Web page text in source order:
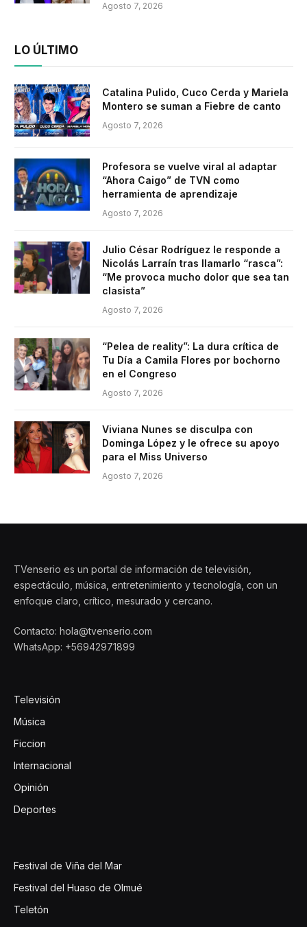
Agosto 7, 2026
LO ÚLTIMO
Catalina Pulido, Cuco Cerda y Mariela
Montero se suman a Fiebre de canto
Agosto 7, 2026
Profesora se vuelve viral al adaptar
“Ahora Caigo” de TVN como
herramienta de aprendizaje
Agosto 7, 2026
Julio César Rodríguez le responde a
Nicolás Larraín tras llamarlo “rasca”:
“Me provoca mucho dolor que sea tan
clasista”
Agosto 7, 2026
“Pelea de reality”: La dura crítica de
Tu Día a Camila Flores por bochorno
en el Congreso
Agosto 7, 2026
Viviana Nunes se disculpa con
Dominga López y le ofrece su apoyo
para el Miss Universo
Agosto 7, 2026
TVenserio es un portal de información de televisión,
espectáculo, música, entretenimiento y tecnología, con un
enfoque claro, crítico, mesurado y cercano.
Contacto: hola@tvenserio.com
WhatsApp: +56942971899
Televisión
Música
Ficcion
Internacional
Opinión
Deportes
Festival de Viña del Mar
Festival del Huaso de Olmué
Teletón